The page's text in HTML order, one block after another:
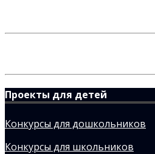
Проекты для детей
Конкурсы для дошкольников
Конкурсы для школьников